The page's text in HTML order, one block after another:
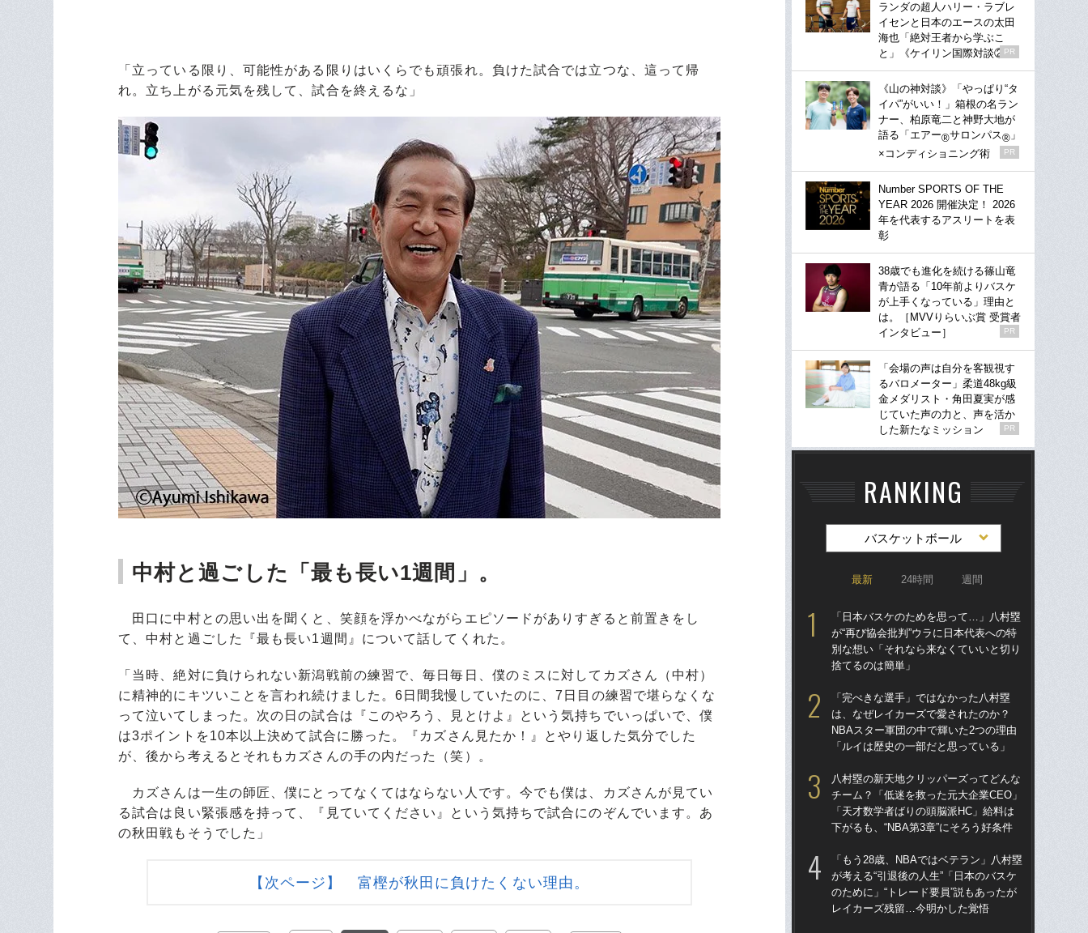
「立っている限り、可能性がある限りはいくらでも頑張れ。負けた試合では立つな、這って帰
れ。立ち上がる元気を残して、試合を終えるな」
中村と過ごした「最も長い1週間」。
田口に中村との思い出を聞くと、笑顔を浮かべながらエピソードがありすぎると前置きをし
て、中村と過ごした『最も長い1週間』について話してくれた。
「当時、絶対に負けられない新潟戦前の練習で、毎日毎日、僕のミスに対してカズさん（中村）
に精神的にキツいことを言われ続けました。6日間我慢していたのに、7日目の練習で堪らなくな
って泣いてしまった。次の日の試合は『このやろう、見とけよ』という気持ちでいっぱいで、僕
は3ポイントを10本以上決めて試合に勝った。『カズさん見たか！』とやり返した気分でした
が、後から考えるとそれもカズさんの手の内だった（笑）。
カズさんは一生の師匠、僕にとってなくてはならない人です。今でも僕は、カズさんが見てい
る試合は良い緊張感を持って、『見ていてください』という気持ちで試合にのぞんでいます。あ
の秋田戦もそうでした」
【次ページ】 富樫が秋田に負けたくない理由。
ランダの超人ハリー・ラブレ
イセンと日本のエースの太田
海也「絶対王者から学ぶこ
と」《ケイリン国際対談②》
PR
《山の神対談》「やっぱり“タ
イパ”がいい！」箱根の名ラン
ナー、柏原竜二と神野大地が
語る「エアー®サロンパス® 」
×コンディショニング術
PR
Number SPORTS OF THE
YEAR 2026 開催決定！ 2026
年を代表するアスリートを表
彰
38歳でも進化を続ける篠山竜
青が語る「10年前よりバスケ
が上手くなっている」理由と
は。［MVVりらいぶ賞 受賞者
インタビュー］
PR
「会場の声は自分を客観視す
るバロメーター」柔道48kg級
金メダリスト・角田夏実が感
じていた声の力と、声を活か
した新たなミッション
PR
RANKING
バスケットボール
最新 24時間 週間
「日本バスケのためを思って…」八村塁
が“再び協会批判”ウラに日本代表への特
別な想い「それなら来なくていいと切り
捨てるのは簡単」
「完ぺきな選手」ではなかった八村塁
は、なぜレイカーズで愛されたのか？
NBAスター軍団の中で輝いた2つの理由
「ルイは歴史の一部だと思っている」
八村塁の新天地クリッパーズってどんな
チーム？「低迷を救った元大企業CEO」
「天才数学者ばりの頭脳派HC」給料は
下がるも、“NBA第3章”にそろう好条件
「もう28歳、NBAではベテラン」八村塁
が考える“引退後の人生”「日本のバスケ
のために」“トレード要員”説もあったが
レイカーズ残留…今明かした覚悟